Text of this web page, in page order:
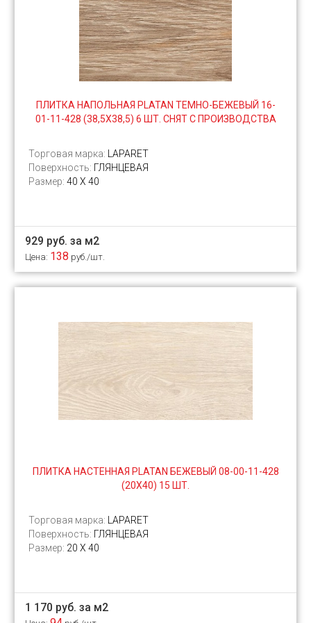
ПЛИТКА НАПОЛЬНАЯ PLATAN ТЕМНО-БЕЖЕВЫЙ 16-
01-11-428 (38,5Х38,5) 6 ШТ. СНЯТ С ПРОИЗВОДСТВА
Торговая марка:
LAPARET
Поверхность: ГЛЯНЦЕВАЯ
Размер: 40 Х 40
929 руб. за м2
Цена: 138 руб./шт.
ПЛИТКА НАСТЕННАЯ PLATAN БЕЖЕВЫЙ 08-00-11-428
(20Х40) 15 ШТ.
Торговая марка:
LAPARET
Поверхность: ГЛЯНЦЕВАЯ
Размер: 20 Х 40
1 170 руб. за м2